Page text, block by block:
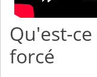
Qu'est-
forcé